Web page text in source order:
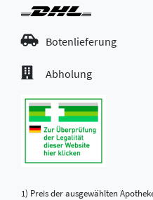
Botenlieferung
Abholung
1) Preis der ausgewählten